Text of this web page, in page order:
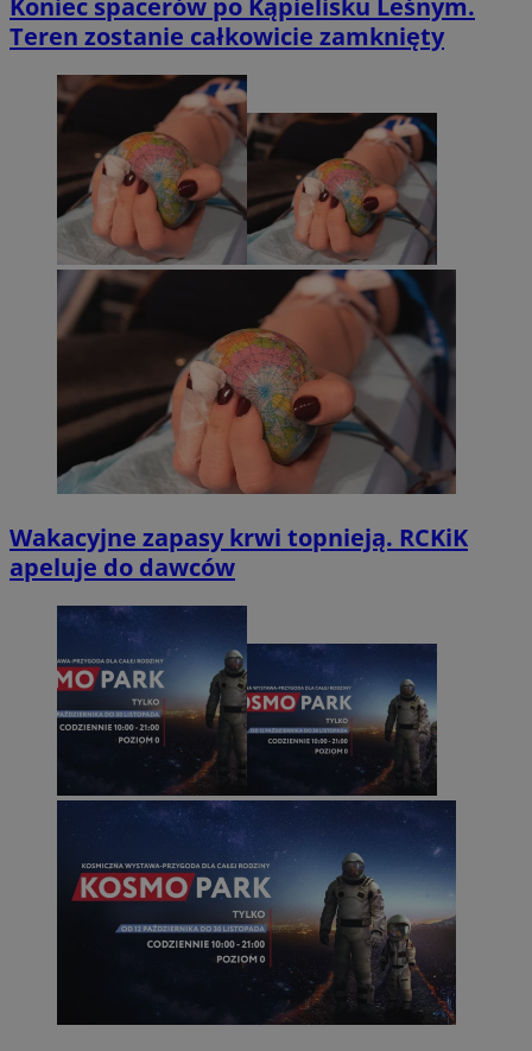
Teren zostanie całkowicie zamknięty
Wakacyjne zapasy krwi topnieją. RCKiK
apeluje do dawców